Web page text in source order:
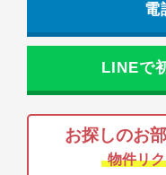
電
LINEで
お探しのお
物件リ